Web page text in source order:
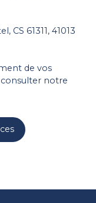
CS 61311, 41013
de vos
notre